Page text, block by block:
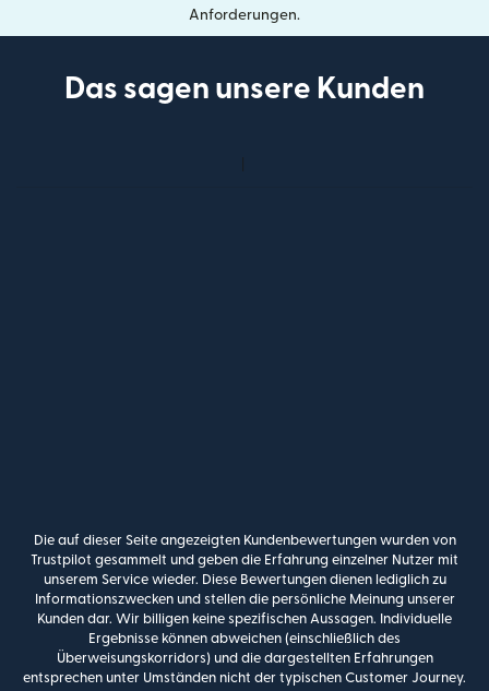
Anforderungen.
Das sagen unsere Kunden
Die auf dieser Seite angezeigten Kundenbewertungen wurden von
Trustpilot gesammelt und geben die Erfahrung einzelner Nutzer mit
unserem Service wieder. Diese Bewertungen dienen lediglich zu
Informationszwecken und stellen die persönliche Meinung unserer
Kunden dar. Wir billigen keine spezifischen Aussagen. Individuelle
Ergebnisse können abweichen (einschließlich des
Überweisungskorridors) und die dargestellten Erfahrungen
entsprechen unter Umständen nicht der typischen Customer Journey.